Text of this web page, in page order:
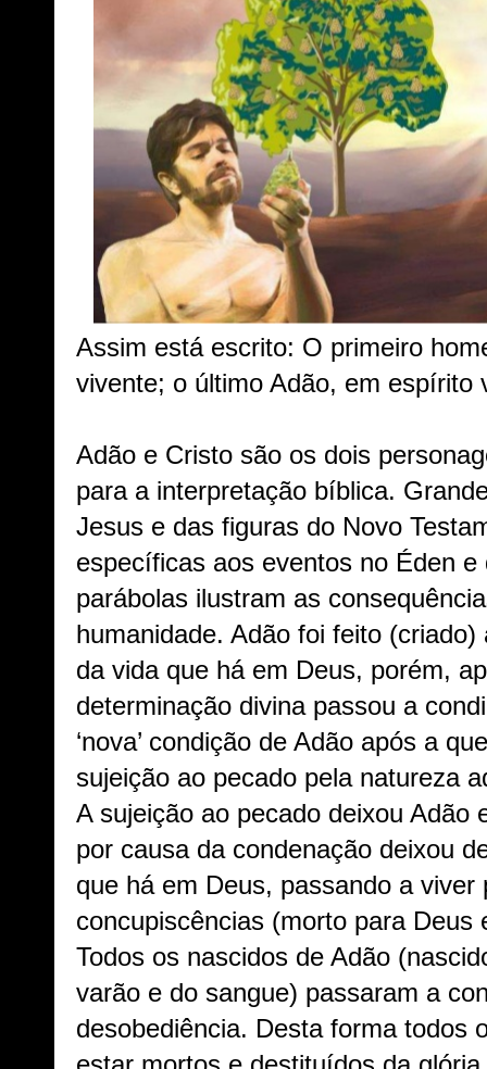
Assim está escrito: O primeiro
vivente; o último Adão, em espírito
Adão e Cristo são os dois
para a interpretação bíblica.
Jesus e das figuras do Novo
específicas aos eventos no Éden
parábolas ilustram as
humanidade. Adão foi feito
da vida que há em Deus, porém,
determinação divina passou a
‘nova’ condição de Adão após a
sujeição ao pecado pela natureza
A sujeição ao pecado deixou Adão
por causa da condenação deixou
que há em Deus, passando a viver
concupiscências (morto para Deus
Todos os nascidos de Adão
varão e do sangue) passaram a
desobediência. Desta forma todos